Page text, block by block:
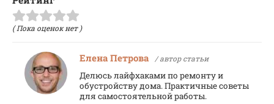
( Пока оценок нет )
Елена Петрова / автор статьи
Делюсь лайфхаками по ремонту и
обустройству дома. Практичные советы
для самостоятельной работы.